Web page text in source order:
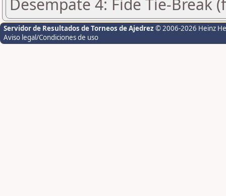
Desempate 4: Fide Tie-Break
Servidor de Resultados de Torneos de Ajedrez © 2006-2026 Heinz
Aviso legal/Condiciones de uso